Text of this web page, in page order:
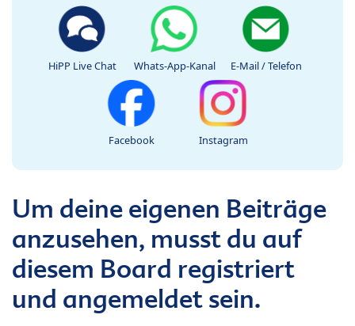
HiPP Live Chat Whats-App-Kanal E-Mail / Telefon
Facebook Instagram
Um deine eigenen Beiträge
anzusehen, musst du auf
diesem Board registriert
und angemeldet sein.